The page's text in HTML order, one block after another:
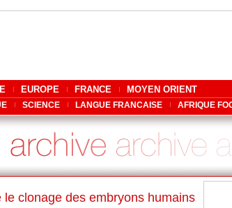
EUROPE FRANCE MOYEN ORIENT
SCIENCE LANGUE FRANCAISE AFRIQUE
le clonage des embryons humains